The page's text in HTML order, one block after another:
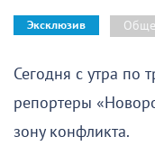
Эксклюзив
Сегодня с утра по
репортеры
зону конфликта.